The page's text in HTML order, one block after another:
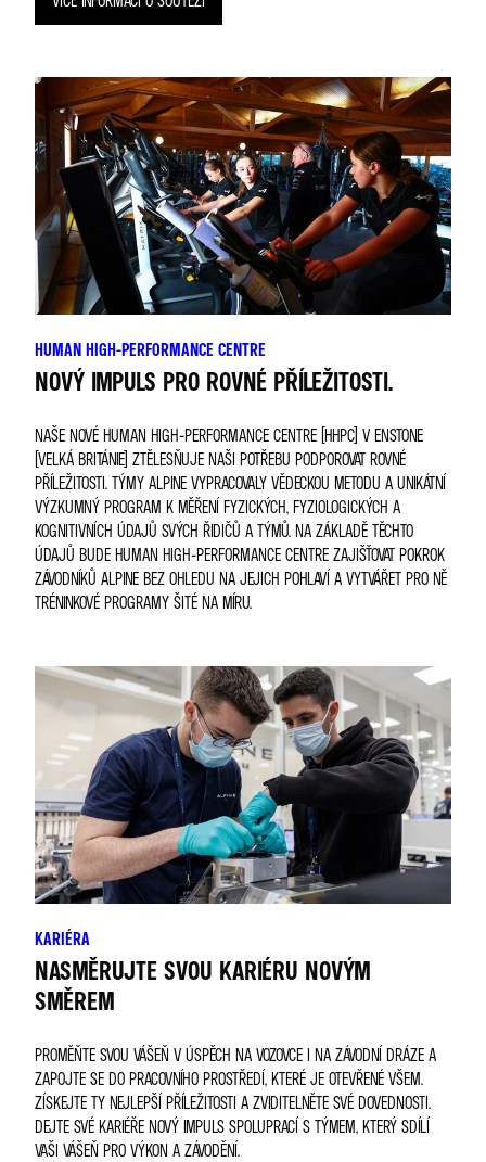
HUMAN HIGH-PERFORMANCE CENTRE
NOVÝ IMPULS PRO ROVNÉ PŘÍLEŽITOSTI.
NAŠE NOVÉ HUMAN HIGH-PERFORMANCE CENTRE (HHPC) V ENSTONE
(VELKÁ BRITÁNIE) ZTĚLESŇUJE NAŠI POTŘEBU PODPOROVAT ROVNÉ
PŘÍLEŽITOSTI. TÝMY ALPINE VYPRACOVALY VĚDECKOU METODU A UNIKÁTNÍ
VÝZKUMNÝ PROGRAM K MĚŘENÍ FYZICKÝCH, FYZIOLOGICKÝCH A
KOGNITIVNÍCH ÚDAJŮ SVÝCH ŘIDIČŮ A TÝMŮ. NA ZÁKLADĚ TĚCHTO
ÚDAJŮ BUDE HUMAN HIGH-PERFORMANCE CENTRE ZAJIŠŤOVAT POKROK
ZÁVODNÍKŮ ALPINE BEZ OHLEDU NA JEJICH POHLAVÍ A VYTVÁŘET PRO NĚ
TRÉNINKOVÉ PROGRAMY ŠITÉ NA MÍRU.
KARIÉRA
NASMĚRUJTE SVOU KARIÉRU NOVÝM
SMĚREM
PROMĚŇTE SVOU VÁŠEŇ V ÚSPĚCH NA VOZOVCE I NA ZÁVODNÍ DRÁZE A
ZAPOJTE SE DO PRACOVNÍHO PROSTŘEDÍ, KTERÉ JE OTEVŘENÉ VŠEM.
ZÍSKEJTE TY NEJLEPŠÍ PŘÍLEŽITOSTI A ZVIDITELNĚTE SVÉ DOVEDNOSTI.
DEJTE SVÉ KARIÉŘE NOVÝ IMPULS SPOLUPRACÍ S TÝMEM, KTERÝ SDÍLÍ
VAŠI VÁŠEŇ PRO VÝKON A ZÁVODĚNÍ.